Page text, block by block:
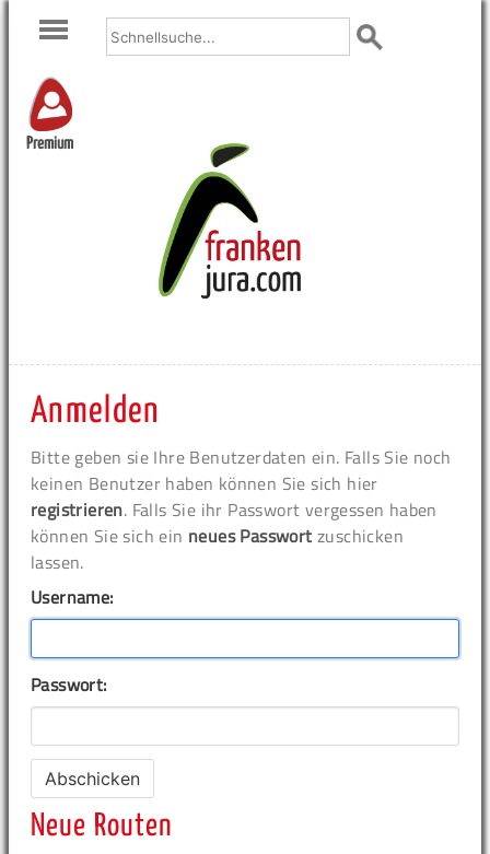
Premium
Anmelden
Bitte geben sie Ihre Benutzerdaten ein. Falls Sie noch
keinen Benutzer haben können Sie sich hier
registrieren. Falls Sie ihr Passwort vergessen haben
können Sie sich ein neues Passwort zuschicken
lassen.
Username:
Passwort:
Neue Routen